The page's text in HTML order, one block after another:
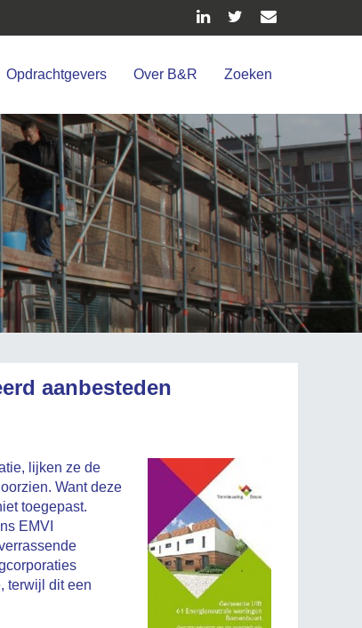
Opdrachtgevers Over B&R Zoeken
aanbesteden
lijken ze de
Want deze
toegepast.
EMVI
terwijl dit een